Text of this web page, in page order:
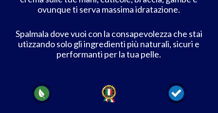
ovunque ti serva massima idratazione.
Spalmala dove vuoi con la consapevolezza che stai
utizzando solo gli ingredienti più naturali, sicuri e
performanti per la tua pelle.